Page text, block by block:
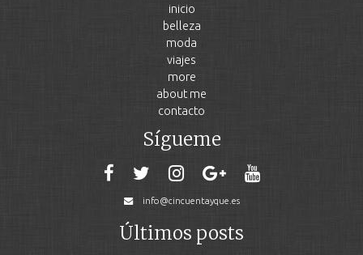
inicio
belleza
moda
viajes
more
about me
contacto
Sígueme
info@cincuentayque.es
Últimos posts